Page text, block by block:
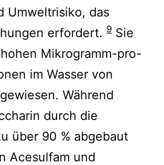
Umweltrisiko, das
erfordert. 9 Sie
Mikrogramm-pro-
im Wasser von
Während
durch die
über 90 % abgebaut
Acesulfam und